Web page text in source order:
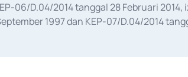
06/D.04/2014 tanggal 28 Februari
1997 dan KEP-07/D.04/2014